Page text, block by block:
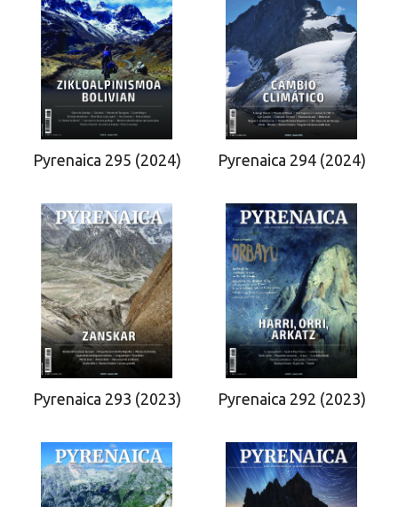
Pyrenaica 295 (2024) Pyrenaica 294 (2024)
Pyrenaica 293 (2023) Pyrenaica 292 (2023)